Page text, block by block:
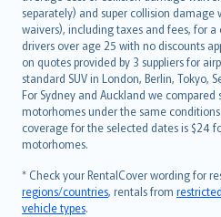
separately) and super collision damage
waivers), including taxes and fees, for
drivers over age 25 with no discounts
on quotes provided by 3 suppliers for
standard SUV in London, Berlin, Tokyo,
For Sydney and Auckland we compared
motorhomes under the same
coverage for the selected dates is $24
motorhomes.
* Check your RentalCover wording for
regions/countries, rentals from
vehicle types.